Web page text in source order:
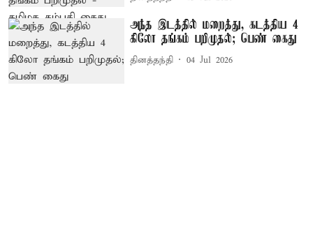
அந்த இடத்தில் மறைத்து, கடத்திய 4
கிலோ தங்கம் பறிமுதல்; பெண் கைது
தினத்தந்தி 04 Jul 2026